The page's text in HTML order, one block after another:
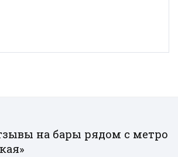
на бары рядом с метро